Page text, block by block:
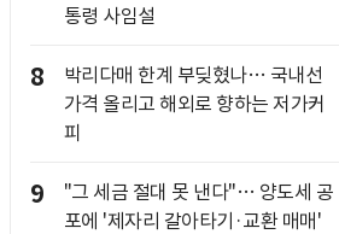
통령 사임설
8
박리다매 한계 부딪혔나… 국내선
가격 올리고 해외로 향하는 저가커
피
9
"그 세금 절대 못 낸다"… 양도세 공
포에 '제자리 갈아타기·교환 매매'